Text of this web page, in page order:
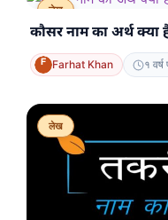
लेख
कौसर नाम का अर्थ क्या
Farhat Khan १
लेख